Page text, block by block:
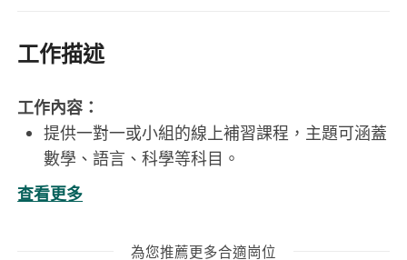
工作描述
工作內容：
提供一對一或小組的線上補習課程，主題可涵蓋
數學、語言、科學等科目。
根據學生的需求和學習進度制定個性化的教學計
劃。
查看更多
為您推薦更多合適崗位